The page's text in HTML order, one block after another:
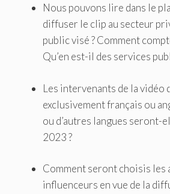
Nous pouvons lire dans le
diffuser le clip au secteur
public visé ? Comment
Qu’en est-il des services
Les intervenants de la vidéo
exclusivement français ou
ou d’autres langues seront-
2023 ?
Comment seront choisis les
influenceurs en vue de la